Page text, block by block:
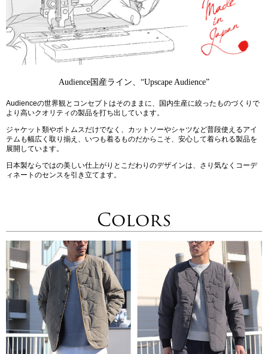
Audience国産ライン、“Upscape Audience”
Audienceの世界観とコンセプトはそのままに、国内生産に絞ったものづくりで
より高いクオリティの製品を打ち出しています。
ジャケット類やボトムスだけでなく、カットソーやシャツなど普段使えるアイ
テムも幅広く取り揃え、いつも着るものだからこそ、安心して着られる製品を
展開しています。
日本製ならではの美しい仕上がりとこだわりのデザインは、さり気なくコーデ
ィネートのセンスを引き立てます。
Colors